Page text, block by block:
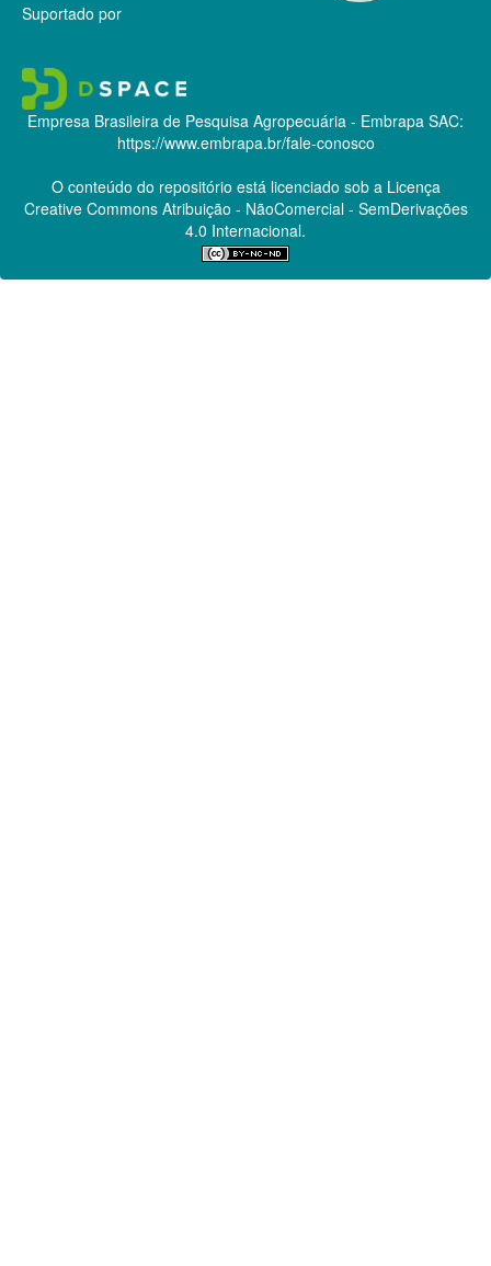
Suportado por
Empresa Brasileira de Pesquisa Agropecuária - Embrapa SAC:
https://www.embrapa.br/fale-conosco
O conteúdo do repositório está licenciado sob a Licença
Creative CommonsAtribuição - NãoComercial - SemDerivações
4.0 Internacional.